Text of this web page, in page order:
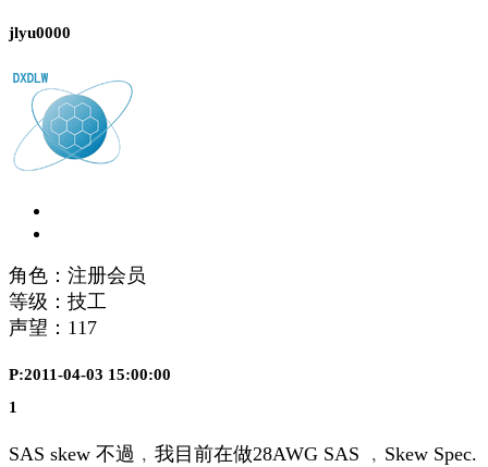
jlyu0000
角色：注册会员
等级：技工
声望： 117
P:2011-04-03 15:00:00
1
SAS skew 不過﹐我目前在做28AWG SAS ﹐Skew Spec.